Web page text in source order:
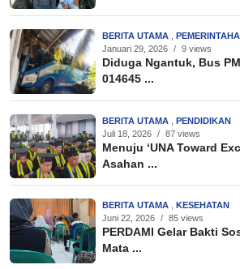
BERITA UTAMA
Januari 29, 2026 / 9 views
Diduga Ngantuk, Bus
014645 ...
BERITA UTAMA
PENDIDIKAN
Juli 18, 2026 / 87 views
Menuju ‘UNA Toward
Asahan ...
BERITA UTAMA
KESEHATAN
Juni 22, 2026 / 85 views
PERDAMI Gelar Bakti
Mata ...